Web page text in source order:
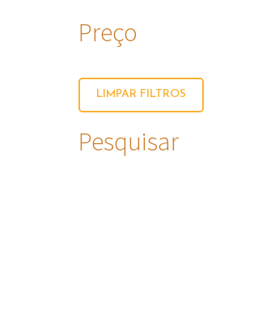
Preço
LIMPAR FILTROS
Pesquisar